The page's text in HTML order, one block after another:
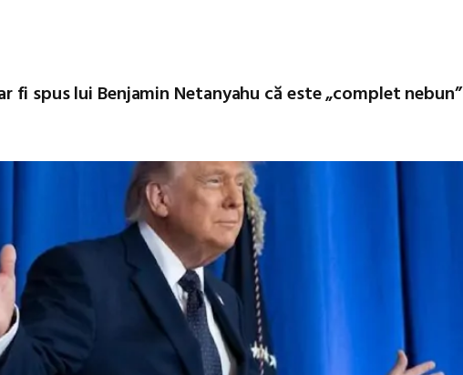
fi spus lui Benjamin Netanyahu că este „complet nebun”